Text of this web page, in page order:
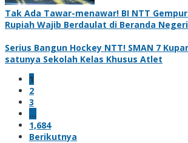
Tak Ada Tawar-menawar! BI NTT
Rupiah Wajib Berdaulat di Beranda Negeri
Serius Bangun Hockey NTT! SMAN 7
satunya Sekolah Kelas Khusus Atlet
1
2
3
…
1,684
Berikutnya